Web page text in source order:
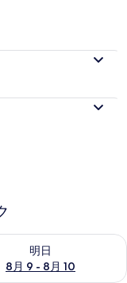
明日
8月 9 - 8月 10
9 - 8月 10 の空室状